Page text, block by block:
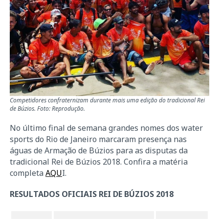
Competidores confraternizam durante mais uma edição do tradicional Rei
de Búzios. Foto: Reprodução.
No último final de semana grandes nomes dos water
sports do Rio de Janeiro marcaram presença nas
águas de Armação de Búzios para as disputas da
tradicional Rei de Búzios 2018. Confira a matéria
completaAQUI.
RESULTADOS OFICIAIS REI DE BÚZIOS 2018